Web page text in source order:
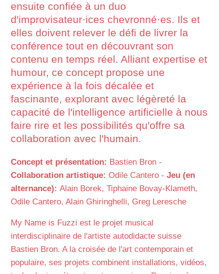
ensuite confiée à un duo
d'improvisateur·ices chevronné·es. Ils et
elles doivent relever le défi de livrer la
conférence tout en découvrant son
contenu en temps réel. Alliant expertise et
humour, ce concept propose une
expérience à la fois décalée et
fascinante, explorant avec légèreté la
capacité de l'intelligence artificielle à nous
faire rire et les possibilités qu'offre sa
collaboration avec l'humain.
Concept et présentation: Bastien Bron -
Collaboration artistique:Odile Cantero -Jeu (en
alternance):Alain Borek, Tiphaine Bovay-Klameth,
Odile Cantero, Alain Ghiringhelli, Greg Leresche
My Name is Fuzzi est le projet musical
interdisciplinaire de l'artiste autodidacte suisse
Bastien Bron. A la croisée de l'art contemporain et
populaire, ses projets combinent installations, vidéos,